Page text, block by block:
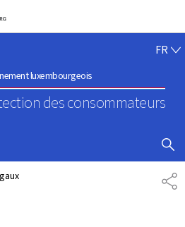
menu principal
au contenu
luxembourgeois
des consommateurs
FR